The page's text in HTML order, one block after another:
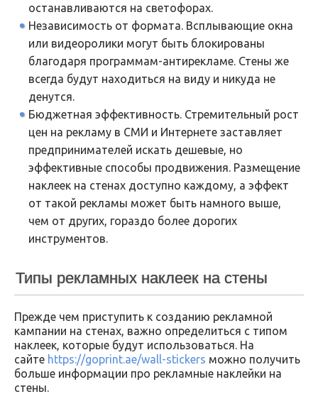
останавливаются на светофорах.
Независимость от формата. Всплывающие окна
или видеоролики могут быть блокированы
благодаря программам-антирекламе. Стены же
всегда будут находиться на виду и никуда не
денутся.
Бюджетная эффективность. Стремительный рост
цен на рекламу в СМИ и Интернете заставляет
предпринимателей искать дешевые, но
эффективные способы продвижения. Размещение
наклеек на стенах доступно каждому, а эффект
от такой рекламы может быть намного выше,
чем от других, гораздо более дорогих
инструментов.
Типы рекламных наклеек на стены
Прежде чем приступить к созданию рекламной
кампании на стенах, важно определиться с типом
наклеек, которые будут использоваться. На
сайте https://goprint.ae/wall-stickers можно получить
больше информации про рекламные наклейки на
стены.